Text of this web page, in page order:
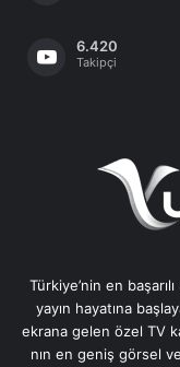
6.420
Takipçi
Türkiye’nin en
yayın hayatına
ekrana gelen özel TV
nın en geniş görsel